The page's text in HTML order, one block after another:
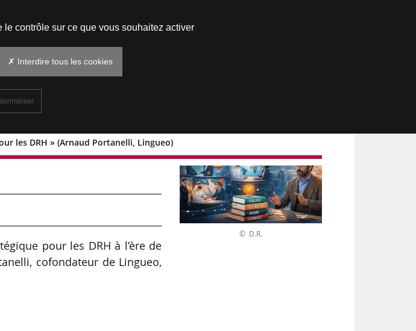
les DRH » (Arnaud Portanelli, Lingueo)
stratégique pour
pour les DRH à l’ère de
cofondateur de Lingueo,
© D.R.
contrôle sur ce que vous souhaitez activer
✗ Interdire tous les cookies